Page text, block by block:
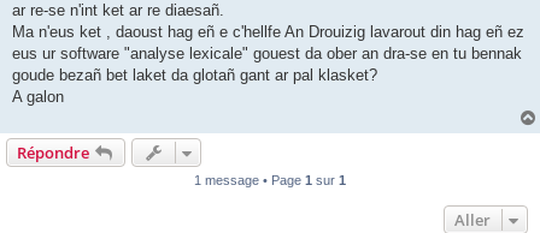
ar re-se n'int ket ar re diaesañ.
Ma n'eus ket , daoust hag eñ e c'hellfe An Drouizig lavarout din hag eñ ez
eus ur software "analyse lexicale" gouest da ober an dra-se en tu bennak
goude bezañ bet laket da glotañ gant ar pal klasket?
A galon
Répondre
1 message • Page 1 sur 1
Aller